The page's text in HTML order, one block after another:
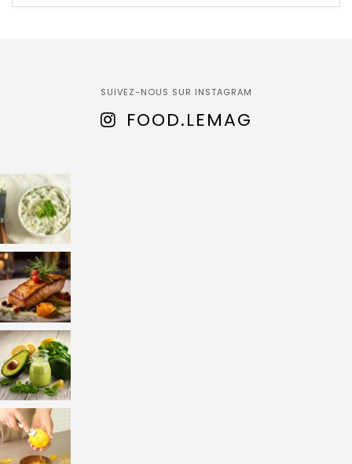
SUIVEZ-NOUS SUR INSTAGRAM
FOOD.LEMAG